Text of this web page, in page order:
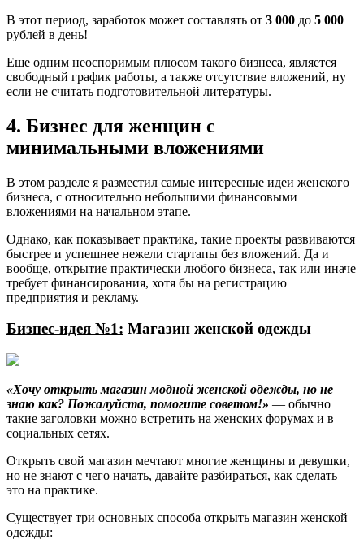
В этот период, заработок может составлять от 3 000 до 5 000
рублей в день!
Еще одним неоспоримым плюсом такого бизнеса, является
свободный график работы, а также отсутствие вложений, ну
если не считать подготовительной литературы.
4. Бизнес для женщин с
минимальными вложениями
В этом разделе я разместил самые интересные идеи женского
бизнеса, с относительно небольшими финансовыми
вложениями на начальном этапе.
Однако, как показывает практика, такие проекты развиваются
быстрее и успешнее нежели стартапы без вложений. Да и
вообще, открытие практически любого бизнеса, так или иначе
требует финансирования, хотя бы на регистрацию
предприятия и рекламу.
Бизнес-идея №1: Магазин женской одежды
«Хочу открыть магазин модной женской одежды, но не
знаю как? Пожалуйста, помогите советом!» — обычно
такие заголовки можно встретить на женских форумах и в
социальных сетях.
Открыть свой магазин мечтают многие женщины и девушки,
но не знают с чего начать, давайте разбираться, как сделать
это на практике.
Существует три основных способа открыть магазин женской
одежды: